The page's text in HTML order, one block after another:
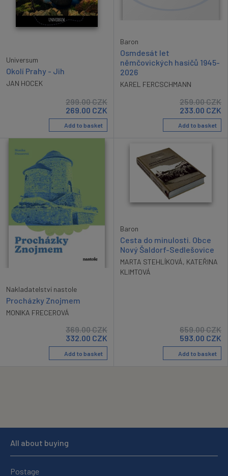
Universum
Okolí Prahy - Jih
JAN HOCEK
299.00CZK
269.00 CZK
Add to basket
Baron
Osmdesát let
němčovických hasičů 1945-
2026
KAREL FERCSCHMANN
259.00CZK
233.00 CZK
Add to basket
Nakladatelství nastole
Procházky Znojmem
MONIKA FRECEROVÁ
369.00CZK
332.00 CZK
Add to basket
Baron
Cesta do minulosti. Obce
Nový Šaldorf-Sedlešovice
MARTA STEHLÍKOVÁ, KATEŘINA
KLIMTOVÁ
659.00CZK
593.00 CZK
Add to basket
All about buying
Postage